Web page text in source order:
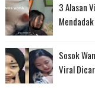
3 Alasan
Sosok
Viral